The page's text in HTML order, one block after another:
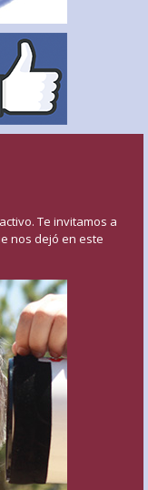
Te invitamos a
nos dejó en este